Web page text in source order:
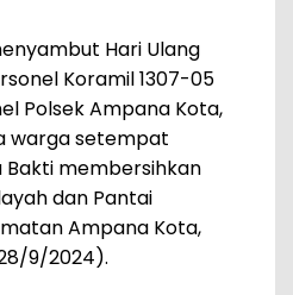
Hari Ulang
Koramil 1307-05
Polsek Ampana Kota,
warga setempat
membersihkan
dan Pantai
Ampana Kota,
9/2024).